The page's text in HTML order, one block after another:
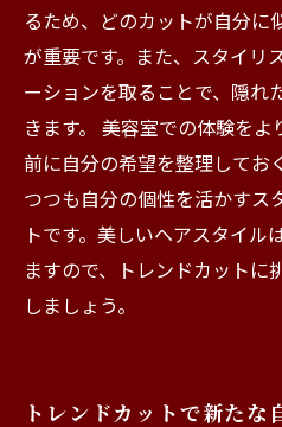
るため、どのカットが自分に
が重要です。また、スタイリ
ーションを取ることで、隠れ
きます。 美容室での体験を
前に自分の希望を整理してお
つつも自分の個性を活かすス
トです。美しいヘアスタイル
ますので、トレンドカットに
しましょう。
トレンドカットで新たな